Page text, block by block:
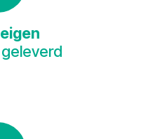
eigen
geleverd​